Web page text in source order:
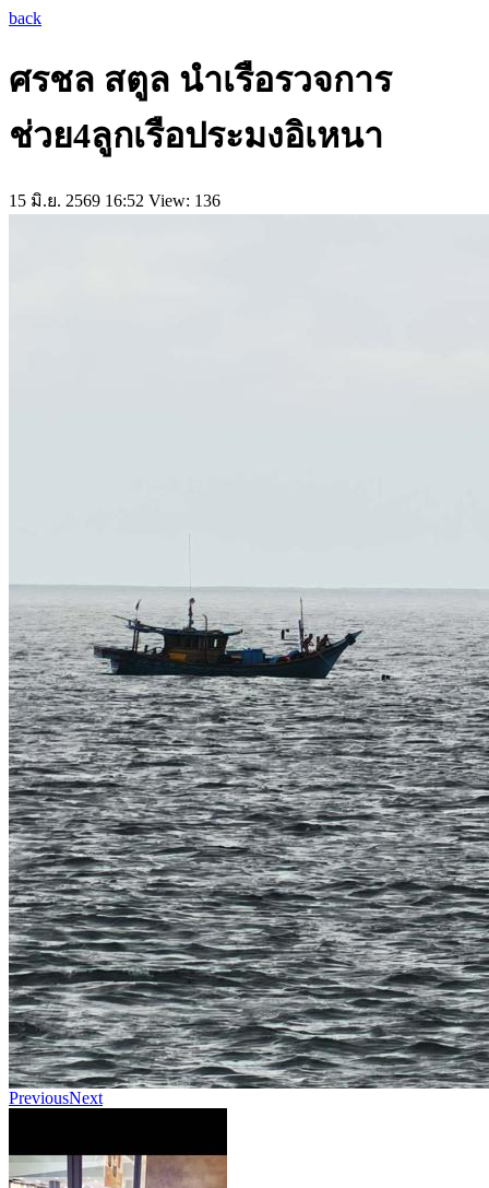
back
ศรชล สตูล นำเรือรวจการ
ช่วย4ลูกเรือประมงอิเหนา
15 มิ.ย. 2569 16:52 View: 136
PreviousNext